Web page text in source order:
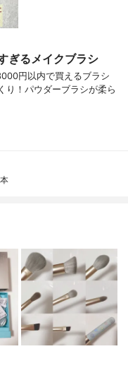
ぎるメイクブラシ
円以内で買えるブラシ
り！パウダーブラシが柔ら